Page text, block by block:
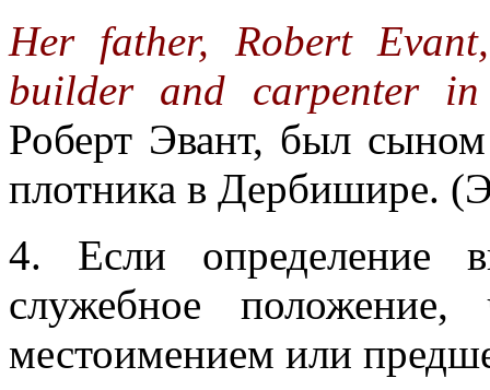
Her father, Robert
builder and carpenter
Роберт Эвант, был
плотника в Дербишире.
4. Если определение
служебное
местоимением или